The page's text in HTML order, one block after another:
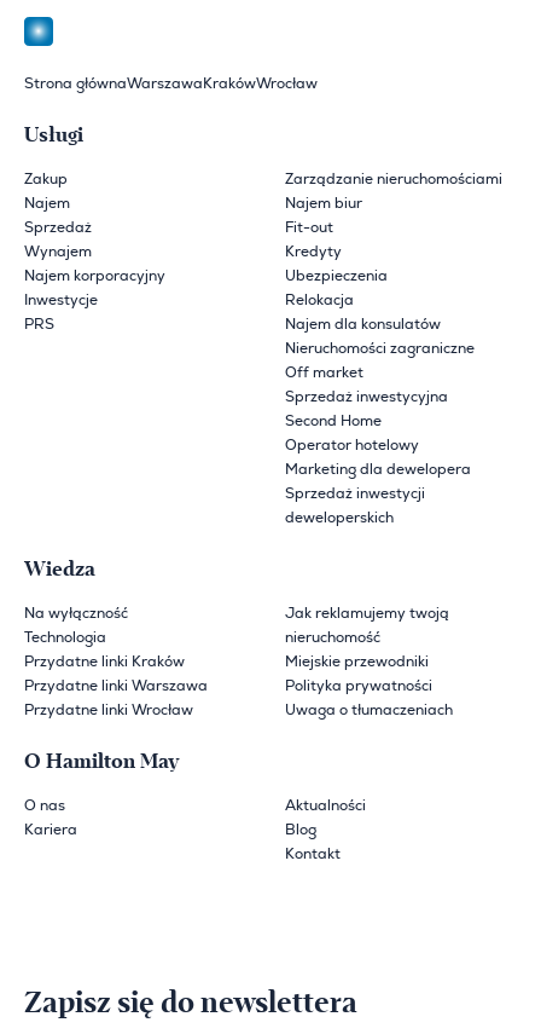
Strona głównaWarszawa KrakówWrocław
Usługi
Zakup
Najem
Sprzedaż
Wynajem
Najem korporacyjny
Inwestycje
PRS
Zarządzanie nieruchomościami
Najem biur
Fit-out
Kredyty
Ubezpieczenia
Relokacja
Najem dla konsulatów
Nieruchomości zagraniczne
Off market
Sprzedaż inwestycyjna
Second Home
Operator hotelowy
Marketing dla dewelopera
Sprzedaż inwestycji
deweloperskich
Wiedza
Na wyłączność
Technologia
Przydatne linki Kraków
Przydatne linki Warszawa
Przydatne linki Wrocław
Jak reklamujemy twoją
nieruchomość
Miejskie przewodniki
Polityka prywatności
Uwaga o tłumaczeniach
O Hamilton May
O nas
Kariera
Aktualności
Blog
Kontakt
Zapisz się do newslettera